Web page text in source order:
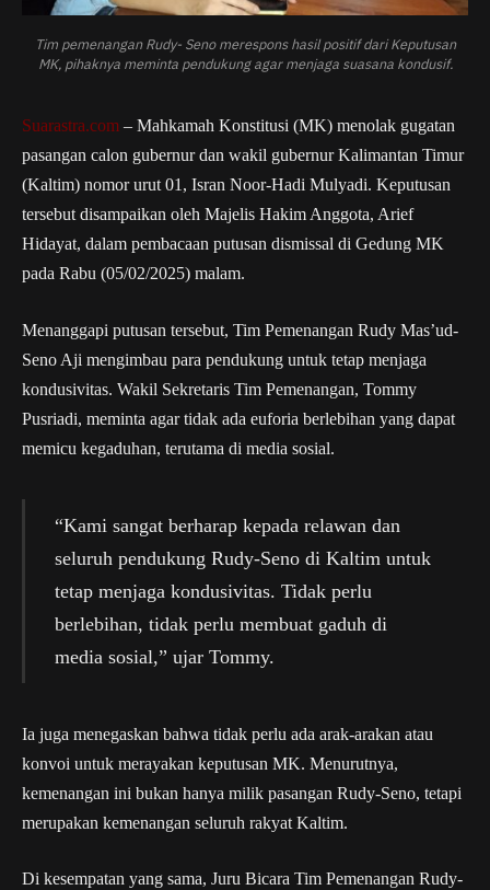
Tim pemenangan Rudy- Seno merespons hasil positif dari Keputusan
MK, pihaknya meminta pendukung agar menjaga suasana kondusif.
Suarastra.com – Mahkamah Konstitusi (MK) menolak gugatan
pasangan calon gubernur dan wakil gubernur Kalimantan Timur
(Kaltim) nomor urut 01, Isran Noor-Hadi Mulyadi. Keputusan
tersebut disampaikan oleh Majelis Hakim Anggota, Arief
Hidayat, dalam pembacaan putusan dismissal di Gedung MK
pada Rabu (05/02/2025) malam.
Menanggapi putusan tersebut, Tim Pemenangan Rudy Mas’ud-
Seno Aji mengimbau para pendukung untuk tetap menjaga
kondusivitas. Wakil Sekretaris Tim Pemenangan, Tommy
Pusriadi, meminta agar tidak ada euforia berlebihan yang dapat
memicu kegaduhan, terutama di media sosial.
“Kami sangat berharap kepada relawan dan
seluruh pendukung Rudy-Seno di Kaltim untuk
tetap menjaga kondusivitas. Tidak perlu
berlebihan, tidak perlu membuat gaduh di
media sosial,” ujar Tommy.
Ia juga menegaskan bahwa tidak perlu ada arak-arakan atau
konvoi untuk merayakan keputusan MK. Menurutnya,
kemenangan ini bukan hanya milik pasangan Rudy-Seno, tetapi
merupakan kemenangan seluruh rakyat Kaltim.
Di kesempatan yang sama, Juru Bicara Tim Pemenangan Rudy-